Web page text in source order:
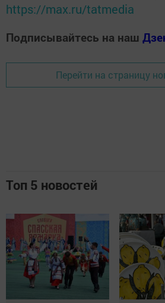
https://max.ru/tatmedia
Подписывайтесь на наш
Перейти на страницу
Топ 5 новостей